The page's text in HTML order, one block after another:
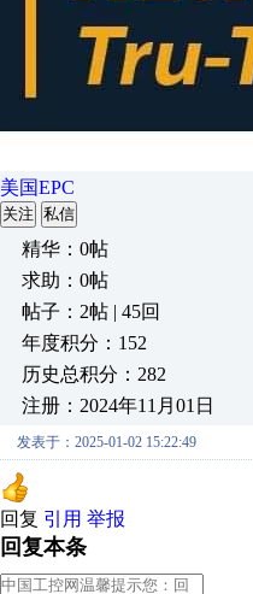
美国EPC
关注 私信
精华：0帖
求助：0帖
帖子：2帖 | 45回
年度积分：152
历史总积分：282
注册：2024年11月01日
发表于：2025-01-02 15:22:49
回复 引用 举报
回复本条